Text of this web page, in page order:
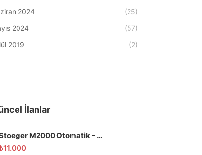
2024
(25)
2024
(57)
2019
(2)
İlanlar
Stoeger M2000 Otomatik – 66 Namlu – Temiz
11.000